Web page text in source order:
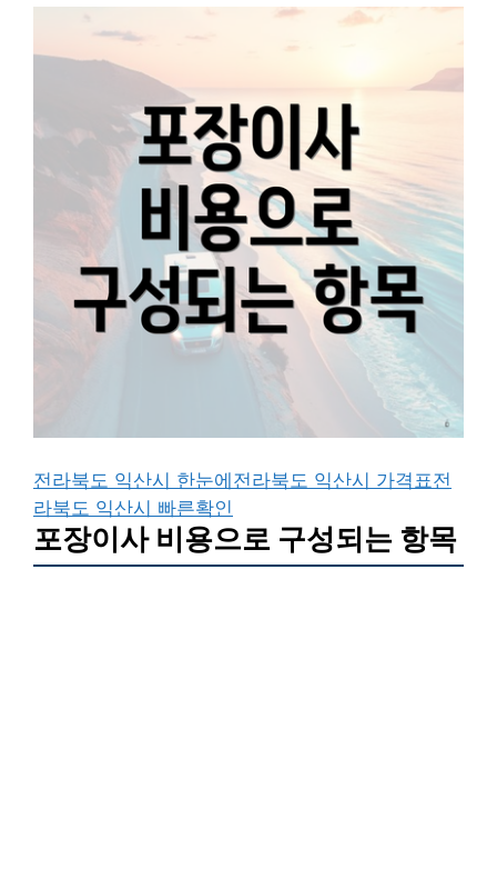
전라북도 익산시 한눈에전라북도 익산시 가격표전
라북도 익산시 빠른확인
포장이사 비용으로 구성되는 항목